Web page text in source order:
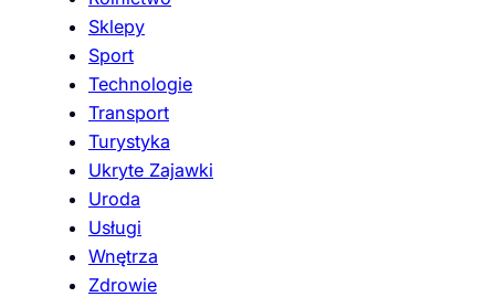
Sklepy
Sport
Technologie
Transport
Turystyka
Ukryte Zajawki
Uroda
Usługi
Wnętrza
Zdrowie